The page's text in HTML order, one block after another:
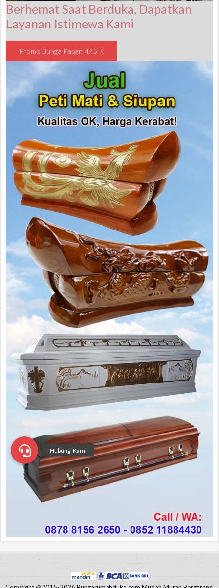
Berhemat Saat Berduka, Dapatkan
Layanan Istimewa Kami
Promo Bunga Papan 475 K